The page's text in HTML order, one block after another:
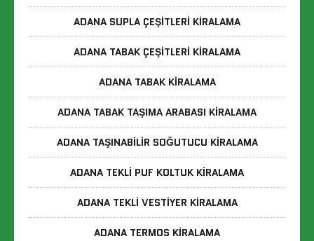
ADANA SUPLA ÇEŞITLERI KIRALAMA
ADANA TABAK ÇEŞITLERI KIRALAMA
ADANA TABAK KIRALAMA
ADANA TABAK TAŞIMA ARABASI KIRALAMA
ADANA TAŞINABILIR SOĞUTUCU KIRALAMA
ADANA TEKLI PUF KOLTUK KIRALAMA
ADANA TEKLI VESTIYER KIRALAMA
ADANA TERMOS KIRALAMA